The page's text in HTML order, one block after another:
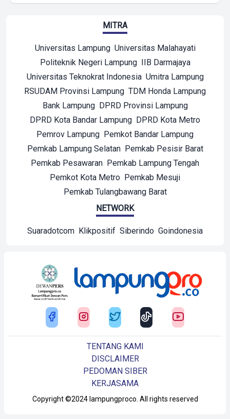
MITRA
Universitas Lampung Universitas Malahayati
Politeknik Negeri Lampung
IIB Darmajaya
Universitas Teknokrat Indonesia Umitra Lampung
RSUDAM Provinsi Lampung TDM Honda Lampung
Bank Lampung
DPRD Provinsi Lampung
DPRD Kota Bandar Lampung DPRD Kota Metro
Pemrov Lampung Pemkot Bandar Lampung
Pemkab Lampung Selatan
Pemkab Pesisir Barat
Pemkab Pesawaran Pemkab Lampung Tengah
Pemkot Kota Metro Pemkab Mesuji
Pemkab Tulangbawang Barat
NETWORK
Suaradotcom Klikpositif Siberindo Goindonesia
Copyright ©2024 lampungproco. All rights reserved
TENTANG KAMI
DISCLAIMER
PEDOMAN SIBER
KERJASAMA